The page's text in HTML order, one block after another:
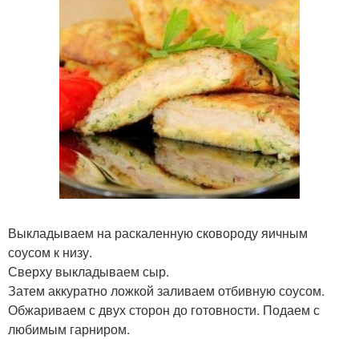
Выкладываем на раскаленную сковороду яичным
соусом к низу.
Сверху выкладываем сыр.
Затем аккуратно ложкой заливаем отбивную соусом.
Обжариваем с двух сторон до готовности. Подаем с
любимым гарниром.